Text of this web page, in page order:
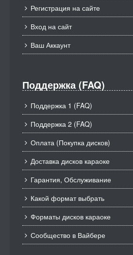
Регистрация на сайте
Вход на сайт
Ваш Аккаунт
Поддержка (FAQ)
Поддержка 1 (FAQ)
Поддержка 2 (FAQ)
Оплата (Покупка дисков)
Доставка дисков караоке
Гарантия, Обслуживание
Какой формат выбрать
Форматы дисков караоке
Сообщество в Вайбере